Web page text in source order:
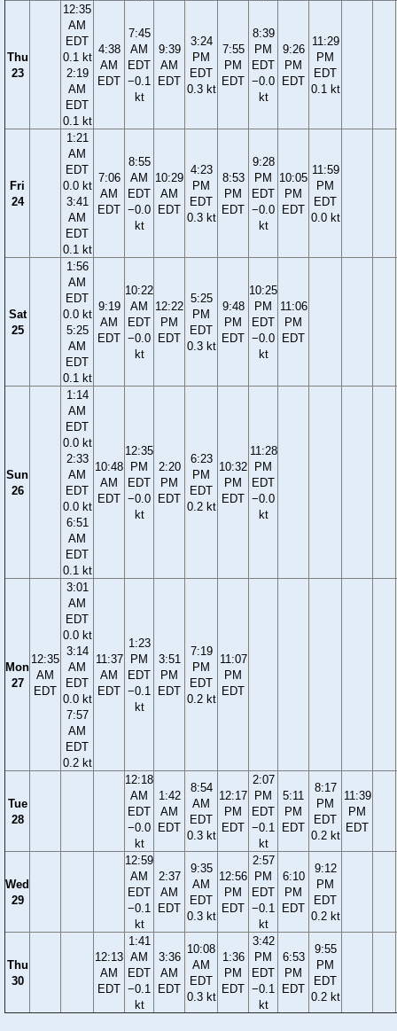
Thu
23
12:35
AM
EDT
0.1 kt
2:19
AM
EDT
0.1 kt
4:38
AM
EDT
7:45
AM
EDT
−0.1
kt
9:39
AM
EDT
3:24
PM
EDT
0.3 kt
7:55
PM
EDT
8:39
PM
EDT
−0.0
kt
9:26
PM
EDT
11:29
PM
EDT
0.1 kt
Fri
24
1:21
AM
EDT
0.0 kt
3:41
AM
EDT
0.1 kt
7:06
AM
EDT
8:55
AM
EDT
−0.0
kt
10:29
AM
EDT
4:23
PM
EDT
0.3 kt
8:53
PM
EDT
9:28
PM
EDT
−0.0
kt
10:05
PM
EDT
11:59
PM
EDT
0.0 kt
Sat
25
1:56
AM
EDT
0.0 kt
5:25
AM
EDT
0.1 kt
9:19
AM
EDT
10:22
AM
EDT
−0.0
kt
12:22
PM
EDT
5:25
PM
EDT
0.3 kt
9:48
PM
EDT
10:25
PM
EDT
−0.0
kt
11:06
PM
EDT
Sun
26
1:14
AM
EDT
0.0 kt
2:33
AM
EDT
0.0 kt
6:51
AM
EDT
0.1 kt
10:48
AM
EDT
12:35
PM
EDT
−0.0
kt
2:20
PM
EDT
6:23
PM
EDT
0.2 kt
10:32
PM
EDT
11:28
PM
EDT
−0.0
kt
Mon
27
12:35
AM
EDT
3:01
AM
EDT
0.0 kt
3:14
AM
EDT
0.0 kt
7:57
AM
EDT
0.2 kt
11:37
AM
EDT
1:23
PM
EDT
−0.1
kt
3:51
PM
EDT
7:19
PM
EDT
0.2 kt
11:07
PM
EDT
Tue
28
12:18
AM
EDT
−0.0
kt
1:42
AM
EDT
8:54
AM
EDT
0.3 kt
12:17
PM
EDT
2:07
PM
EDT
−0.1
kt
5:11
PM
EDT
8:17
PM
EDT
0.2 kt
11:39
PM
EDT
Wed
29
12:59
AM
EDT
−0.1
kt
2:37
AM
EDT
9:35
AM
EDT
0.3 kt
12:56
PM
EDT
2:57
PM
EDT
−0.1
kt
6:10
PM
EDT
9:12
PM
EDT
0.2 kt
Thu
30
12:13
AM
EDT
1:41
AM
EDT
−0.1
kt
3:36
AM
EDT
10:08
AM
EDT
0.3 kt
1:36
PM
EDT
3:42
PM
EDT
−0.1
kt
6:53
PM
EDT
9:55
PM
EDT
0.2 kt